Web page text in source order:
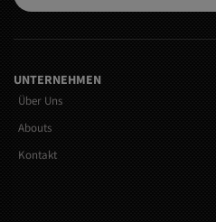
UNTERNEHMEN
Über Uns
Abouts
Kontakt